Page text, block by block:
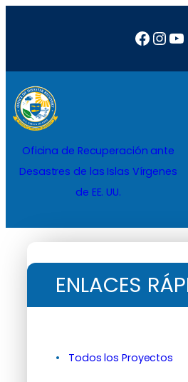
Oficina de Recuperación ante
Desastres de las Islas Vírgenes
de EE. UU.
ENLACES
Todos los Proyectos